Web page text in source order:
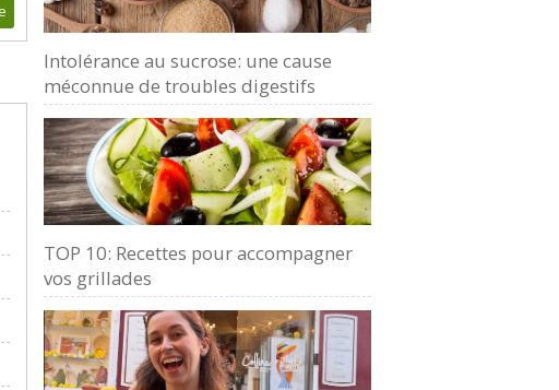
Intolérance au sucrose: une cause
méconnue de troubles digestifs
TOP 10: Recettes pour accompagner
vos grillades